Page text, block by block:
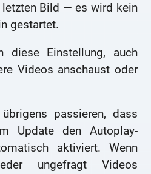
Bild — es wird kein
gestartet.
Einstellung, auch
Videos anschaust oder
passieren, dass
Update den Autoplay-
aktiviert. Wenn
ungefragt Videos